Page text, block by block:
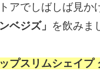
アでしばしば見か
ベジズ」 を飲みま
プスリムシェイプ